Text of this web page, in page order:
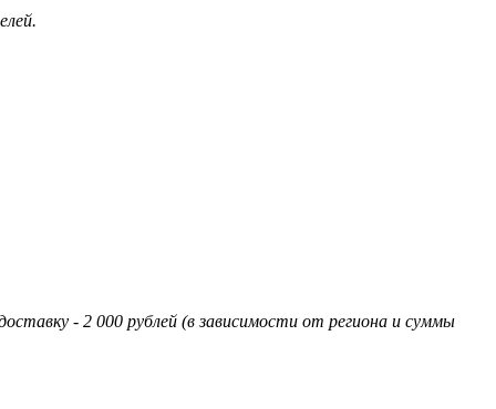
- 2 000 рублей (в зависимости от региона и суммы